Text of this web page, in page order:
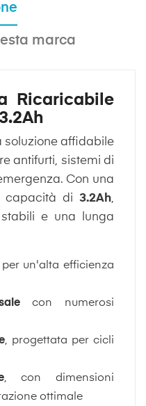
marca
Ricaricabile
soluzione affidabile
antifurti, sistemi di
Con una
capacità di3.2Ah,
e una lunga
per un'alta efficienza
con numerosi
, progettata per cicli
, con dimensioni
ottimale